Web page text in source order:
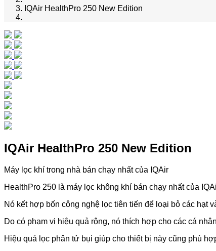
IQAir HealthPro 250 New Edition
IQAir HealthPro 250 New Edition
Máy lọc khí trong nhà bán chạy nhất của IQAir
HealthPro 250 là máy lọc không khí bán chạy nhất của
Nó kết hợp bốn công nghệ lọc tiên tiến để loại bỏ các hạt
Do có phạm vi hiệu quả rộng, nó thích hợp cho các cá
Hiệu quả lọc phân tử bụi giúp cho thiết bị này cũng phù